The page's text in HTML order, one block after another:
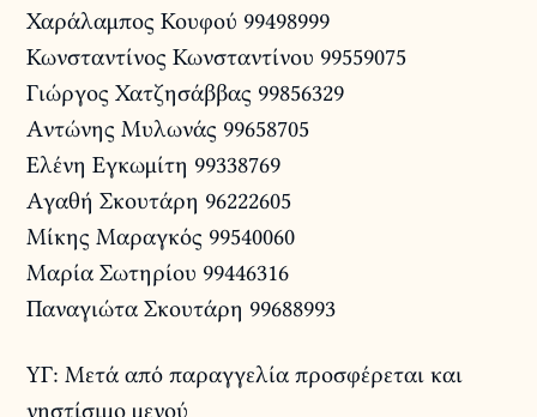
Χαράλαμπος Κουφού 99498999
Κωνσταντίνος Κωνσταντίνου 99559075
Γιώργος Χατζησάββας 99856329
Αντώνης Μυλωνάς 99658705
Ελένη Εγκωμίτη 99338769
Αγαθή Σκουτάρη 96222605
Μίκης Μαραγκός 99540060
Μαρία Σωτηρίου 99446316
Παναγιώτα Σκουτάρη 99688993
ΥΓ: Μετά από παραγγελία προσφέρεται και
νηστίσιμο μενού